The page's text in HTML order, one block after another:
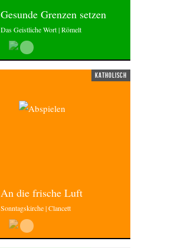
Gesunde Grenzen setzen
Das Geistliche Wort | Römelt
katholisch
An die frische Luft
Sonntagskirche | Clancett